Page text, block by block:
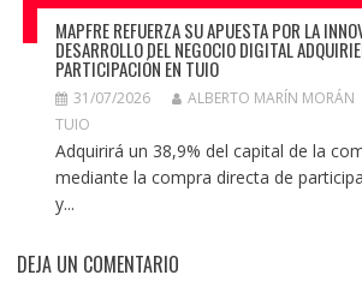
MAPFRE REFUERZA SU APUESTA POR LA
DESARROLLO DEL NEGOCIO DIGITAL
PARTICIPACIÓN EN TUIO
31/07/2026 ALBERTO MARÍN MORÁN
TUIO
Adquirirá un 38,9% del capital de la
mediante la compra directa de
y...
DEJA UN COMENTARIO